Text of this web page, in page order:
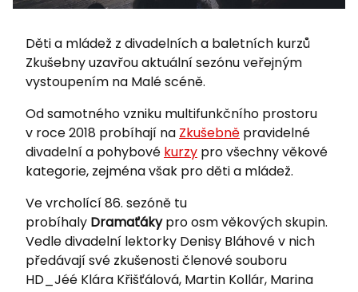
Děti a mládež z divadelních a baletních kurzů
Zkušebny uzavřou aktuální sezónu veřejným
vystoupením na Malé scéně.
Od samotného vzniku multifunkčního prostoru
v roce 2018 probíhají na Zkušebně pravidelné
divadelní a pohybové kurzy pro všechny věkové
kategorie, zejména však pro děti a mládež.
Ve vrcholící 86. sezóně tu
probíhaly Dramaťákypro osm věkových skupin.
Vedle divadelní lektorky Denisy Bláhové v nich
předávají své zkušenosti členové souboru
HD_Jéé Klára Křišťálová, Martin Kollár, Marina